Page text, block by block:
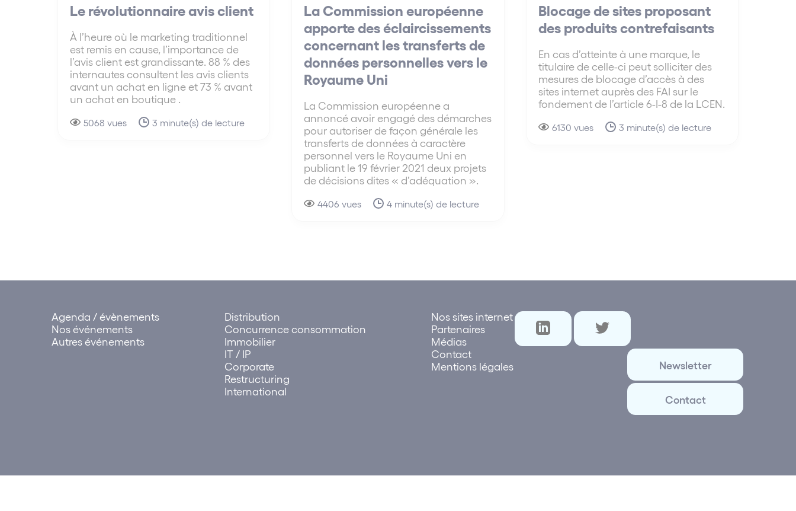
Le révolutionnaire avis client
À l’heure où le marketing traditionnel
est remis en cause, l’importance de
l’avis client est grandissante. 88 % des
internautes consultent les avis clients
avant un achat en ligne et 73 % avant
un achat en boutique .
5068 vues 3 minute(s) de lecture
La Commission européenne
apporte des éclaircissements
concernant les transferts de
données personnelles vers le
Royaume Uni
La Commission européenne a
annoncé avoir engagé des démarches
pour autoriser de façon générale les
transferts de données à caractère
personnel vers le Royaume Uni en
publiant le 19 février 2021 deux projets
de décisions dites « d’adéquation ».
4406 vues 4 minute(s) de lecture
Blocage de sites proposant
des produits contrefaisants
En cas d’atteinte à une marque, le
titulaire de celle-ci peut solliciter des
mesures de blocage d’accès à des
sites internet auprès des FAI sur le
fondement de l’article 6-I-8 de la LCEN.
6130 vues 3 minute(s) de lecture
Agenda / évènements
Nos événements
Autres événements
Distribution
Concurrence consommation
Immobilier
IT / IP
Corporate
Restructuring
International
Nos sites internet
Partenaires
Médias
Contact
Mentions légales
Newsletter
Contact